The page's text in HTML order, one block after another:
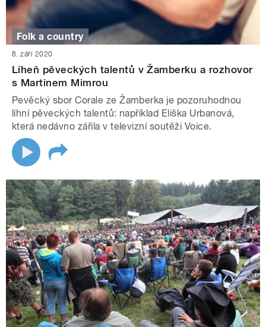
Folk a country
8. září 2020
Líheň pěveckých talentů v Žamberku a rozhovor
s Martinem Mimrou
Pevěcký sbor Corale ze Žamberka je pozoruhodnou
líhní pěveckých talentů: například Eliška Urbanová,
která nedávno zářila v televizní soutěži Voice.